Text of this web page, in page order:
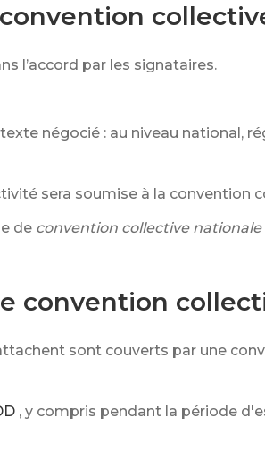
l’accord par les signataires.
négocié : au niveau national,
sera soumise à la convention
de convention collective nationale
convention
sont couverts par une
, y compris pendant la période